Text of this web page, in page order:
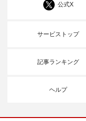
公式X
サービストップ
記事ランキング
ヘルプ